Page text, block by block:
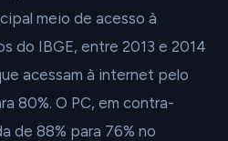
meio de acesso à
do IBGE, entre 2013 e 2014
acessam à internet pelo
80%. O PC, em contra-
de 88% para 76% no